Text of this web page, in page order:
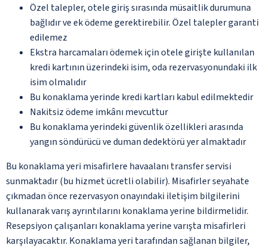
Özel talepler, otele giriş sırasında müsaitlik durumuna
bağlıdır ve ek ödeme gerektirebilir. Özel talepler garanti
edilemez
Ekstra harcamaları ödemek için otele girişte kullanılan
kredi kartının üzerindeki isim, oda rezervasyonundaki ilk
isim olmalıdır
Bu konaklama yerinde kredi kartları kabul edilmektedir
Nakitsiz ödeme imkânı mevcuttur
Bu konaklama yerindeki güvenlik özellikleri arasında
yangın söndürücü ve duman dedektörü yer almaktadır
Bu konaklama yeri misafirlere havaalanı transfer servisi
sunmaktadır (bu hizmet ücretli olabilir). Misafirler seyahate
çıkmadan önce rezervasyon onayındaki iletişim bilgilerini
kullanarak varış ayrıntılarını konaklama yerine bildirmelidir.
Resepsiyon çalışanları konaklama yerine varışta misafirleri
karşılayacaktır. Konaklama yeri tarafından sağlanan bilgiler,